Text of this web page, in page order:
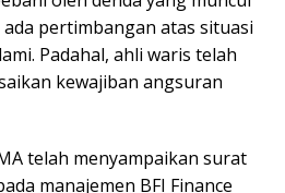
pertimbangan atas situasi
Padahal, ahli waris telah
kewajiban angsuran
telah menyampaikan surat
manajemen BFI Finance